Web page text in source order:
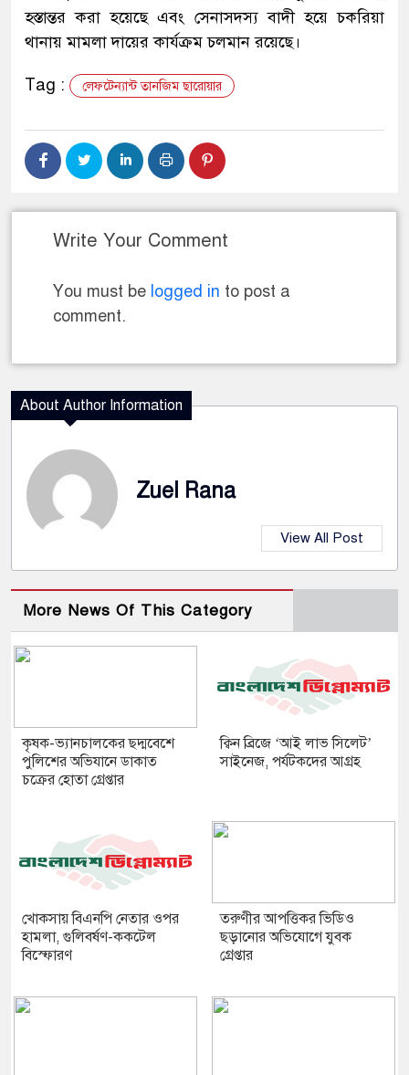
হস্তান্তর করা হয়েছে এবং সেনাসদস্য বাদী হয়ে চকরিয়া
থানায় মামলা দায়ের কার্যক্রম চলমান রয়েছে।
Tag : লেফটেন্যান্ট তানজিম ছারোয়ার
Write Your Comment
You must be logged in to post a
comment.
About Author Information
Zuel Rana
View All Post
More News Of This Category
কৃষক-ভ্যানচালকের ছদ্মবেশে
পুলিশের অভিযানে ডাকাত
চক্রের হোতা গ্রেপ্তার
ক্বিন ব্রিজে ‘আই লাভ সিলেট’
সাইনেজ, পর্যটকদের আগ্রহ
খোকসায় বিএনপি নেতার ওপর
হামলা, গুলিবর্ষণ-ককটেল
বিস্ফোরণ
তরুণীর আপত্তিকর ভিডিও
ছড়ানোর অভিযোগে যুবক
গ্রেপ্তার